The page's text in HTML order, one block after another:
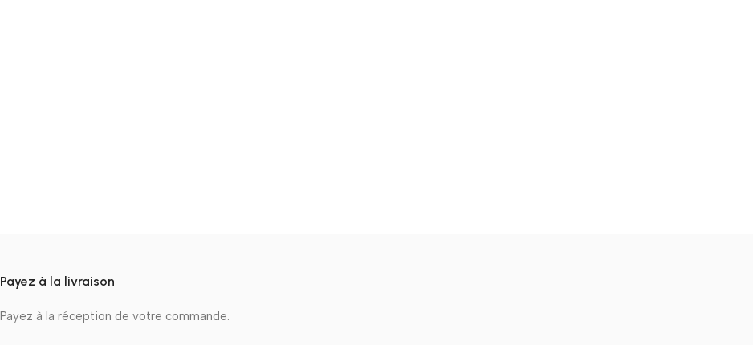
Payez à la livraison
Payez à la réception de votre commande.